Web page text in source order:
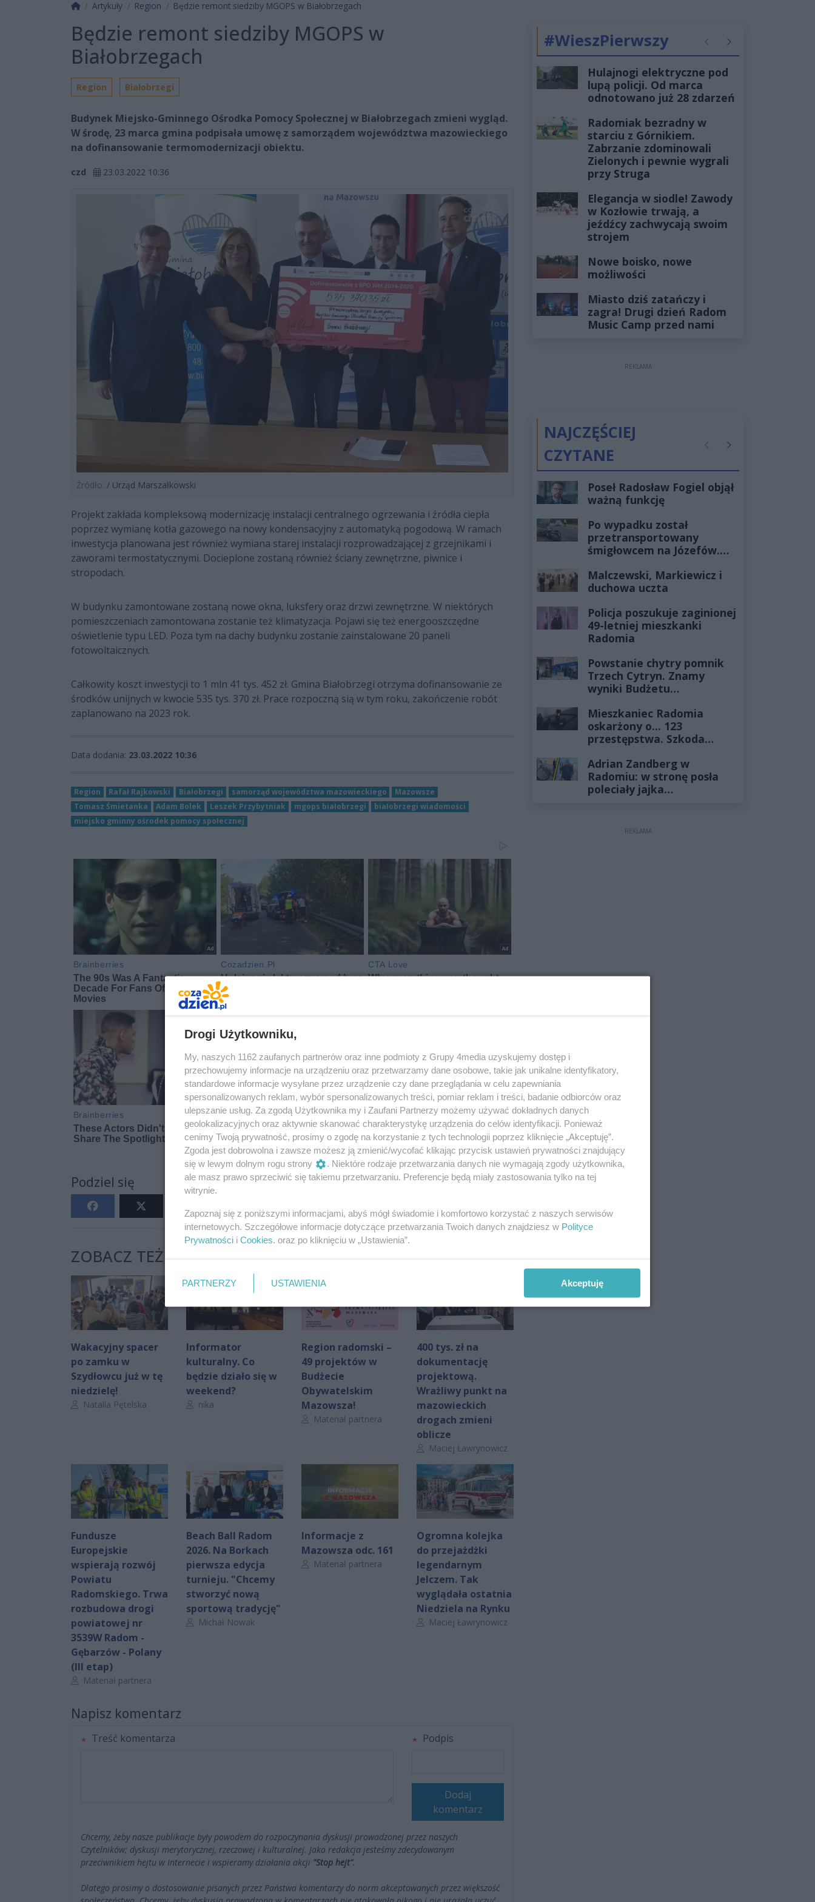
Strona główna
Artykuły Region Będzie remont siedziby MGOPS w Białobrzegach
Będzie remont siedziby MGOPS w
Białobrzegach
Region Białobrzegi
Budynek Miejsko-Gminnego Ośrodka Pomocy Społecznej w Białobrzegach zmieni wygląd.
W środę, 23 marca gmina podpisała umowę z samorządem województwa mazowieckiego
na dofinansowanie termomodernizacji obiektu.
czd 23.03.2022 10:36
Źródło: / Urząd Marszałkowski
Projekt zakłada kompleksową modernizację instalacji centralnego ogrzewania i źródła ciepła
poprzez wymianę kotła gazowego na nowy kondensacyjny z automatyką pogodową. W ramach
inwestycja planowana jest również wymiana starej instalacji rozprowadzającej z grzejnikami i
zaworami termostatycznymi. Docieplone zostaną również ściany zewnętrzne, piwnice i
stropodach.
W budynku zamontowane zostaną nowe okna, luksfery oraz drzwi zewnętrzne. W niektórych
pomieszczeniach zamontowana zostanie też klimatyzacja. Pojawi się też energooszczędne
oświetlenie typu LED. Poza tym na dachy budynku zostanie zainstalowane 20 paneli
fotowoltaicznych.
Całkowity koszt inwestycji to 1 mln 41 tys. 452 zł. Gmina Białobrzegi otrzyma dofinansowanie ze
środków unijnych w kwocie 535 tys. 370 zł. Prace rozpoczną sią w tym roku, zakończenie robót
zaplanowano na 2023 rok.
Data dodania: 23.03.2022 10:36
Region Rafał Rajkowski Białobrzegi samorząd województwa mazowieckiego
Mazowsze
Tomasz Śmietanka
Adam Bolek Leszek Przybytniak mgops białobrzegi
białobrzegi wiadomości
miejsko gminny ośrodek pomocy społecznej
Podziel się Oceń
ZOBACZ TEŻ:
Wakacyjny spacer
po zamku w
Szydłowcu już w tę
niedzielę!
Autor artykułu:
Natalia Pętelska
Informator
kulturalny. Co
będzie działo się w
weekend?
Autor artykułu:
nika
Region radomski –
49 projektów w
Budżecie
Obywatelskim
Mazowsza!
Autor artykułu:
Materiał partnera
400 tys. zł na
dokumentację
projektową.
Wrażliwy punkt na
mazowieckich
drogach zmieni
oblicze
Autor artykułu:
Maciej Ławrynowicz
Fundusze
Europejskie
wspierają rozwój
Powiatu
Radomskiego. Trwa
rozbudowa drogi
powiatowej nr
3539W Radom -
Gębarzów - Polany
(III etap)
Autor artykułu:
Materiał partnera
Beach Ball Radom
2026. Na Borkach
pierwsza edycja
turnieju. "Chcemy
stworzyć nową
sportową tradycję"
Autor artykułu:
Michał Nowak
Informacje z
Mazowsza odc. 161
Autor artykułu:
Materiał partnera
Ogromna kolejka
do przejażdżki
legendarnym
Jelczem. Tak
wyglądała ostatnia
Niedziela na Rynku
Autor artykułu:
Maciej Ławrynowicz
Napisz komentarz
Treść komentarza Podpis
Dodaj
komentarz
Chcemy, żeby nasze publikacje były powodem do rozpoczynania dyskusji prowadzonej przez naszych
Czytelników; dyskusji merytorycznej, rzeczowej i kulturalnej. Jako redakcja jesteśmy zdecydowanym
przeciwnikiem hejtu w Internecie i wspieramy działania akcji "Stop hejt".
Dlatego prosimy o dostosowanie pisanych przez Państwa komentarzy do norm akceptowanych przez większość
#WieszPierwszy PoprzednieNastępne
Hulajnogi elektryczne pod
lupą policji. Od marca
odnotowano już 28 zdarzeń
Radomiak bezradny w
starciu z Górnikiem.
Zabrzanie zdominowali
Zielonych i pewnie wygrali
przy Struga
Elegancja w siodle! Zawody
w Kozłowie trwają, a
jeźdźcy zachwycają swoim
strojem
Nowe boisko, nowe
możliwości
Miasto dziś zatańczy i
zagra! Drugi dzień Radom
Music Camp przed nami
REKLAMA
NAJCZĘŚCIEJ
CZYTANE
PoprzednieNastępne
Poseł Radosław Fogiel objął
ważną funkcję
Po wypadku został
przetransportowany
śmigłowcem na Józefów.
żyłach
Malczewski, Markiewicz i
duchowa uczta
Policja poszukuje zaginionej
49-letniej mieszkanki
Radomia
Powstanie chytry pomnik
Trzech Cytryn. Znamy
wyniki Budżetu
Mieszkaniec Radomia
oskarżony o... 123
przestępstwa. Szkoda
złotych
Adrian Zandberg w
Radomiu: w stronę posła
poleciały jajka…
REKLAMA
Drogi Użytkowniku,
My, naszych 1162 zaufanych partnerów oraz inne podmioty z Grupy 4media uzyskujemy dostęp i
przechowujemy informacje na urządzeniu oraz przetwarzamy dane osobowe, takie jak unikalne identyfikatory,
standardowe informacje wysyłane przez urządzenie czy dane przeglądania w celu zapewniania
spersonalizowanych reklam, wybór spersonalizowanych treści, pomiar reklam i treści, badanie odbiorców oraz
ulepszanie usług. Za zgodą Użytkownika my i Zaufani Partnerzy możemy używać dokładnych danych
geolokalizacyjnych oraz aktywnie skanować charakterystykę urządzenia do celów identyfikacji. Ponieważ
cenimy Twoją prywatność, prosimy o zgodę na korzystanie z tych technologii poprzez kliknięcie „Akceptuję”.
Zgoda jest dobrowolna i zawsze możesz ją zmienić/wycofać klikając przycisk ustawień prywatności znajdujący
się w lewym dolnym rogu strony
. Niektóre rodzaje przetwarzania danych nie wymagają zgody użytkownika,
ale masz prawo sprzeciwić się takiemu przetwarzaniu. Preferencje będą miały zastosowania tylko na tej
witrynie.
Zapoznaj się z poniższymi informacjami, abyś mógł świadomie i komfortowo korzystać z naszych serwisów
internetowych. Szczegółowe informacje dotyczące przetwarzania Twoich danych znajdziesz w Polityce
Prywatności i Cookies. oraz po kliknięciu w „Ustawienia”.
PARTNERZY USTAWIENIA Akceptuję